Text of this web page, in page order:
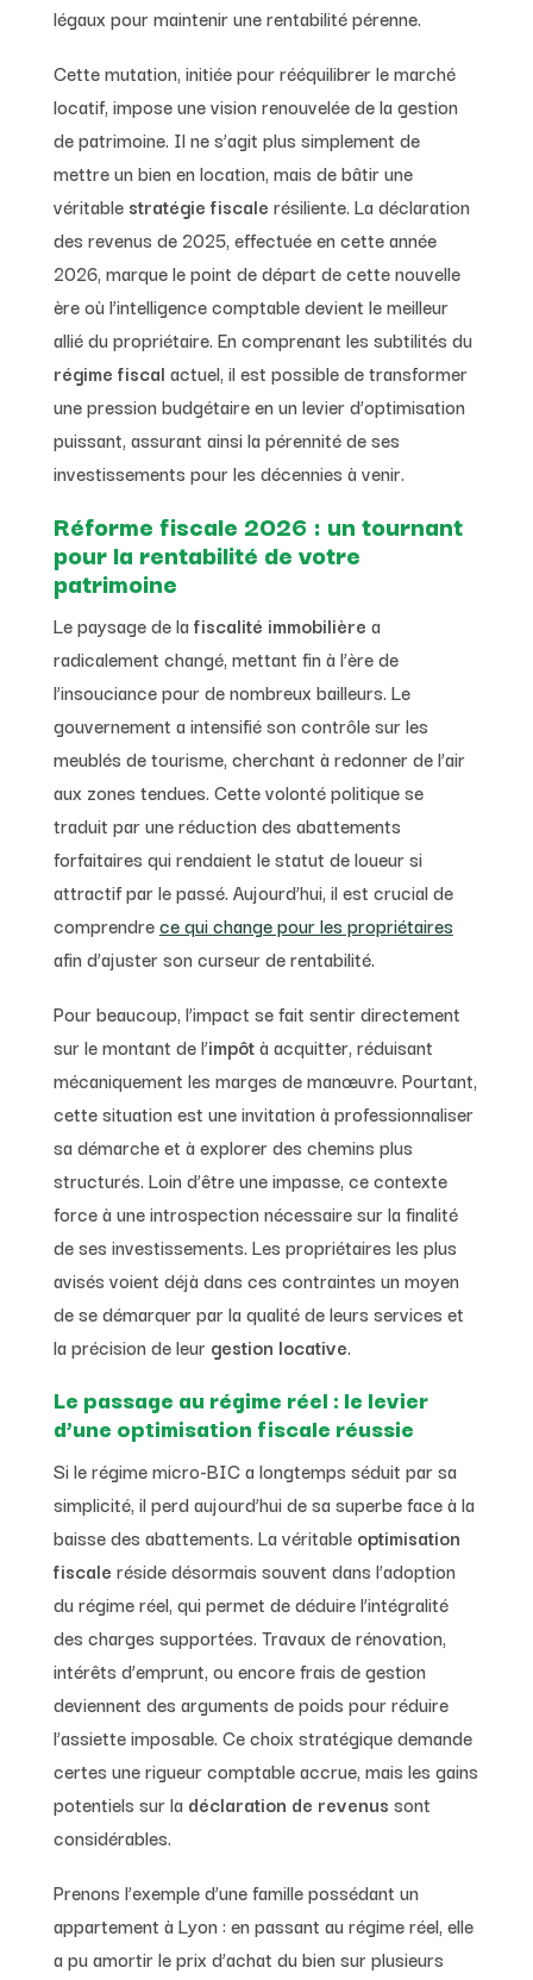
légaux pour maintenir une rentabilité pérenne.
Cette mutation, initiée pour rééquilibrer le marché
locatif, impose une vision renouvelée de la gestion
de patrimoine. Il ne s’agit plus simplement de
mettre un bien en location, mais de bâtir une
véritable stratégie fiscale résiliente. La déclaration
des revenus de 2025, effectuée en cette année
2026, marque le point de départ de cette nouvelle
ère où l’intelligence comptable devient le meilleur
allié du propriétaire. En comprenant les subtilités du
régime fiscal actuel, il est possible de transformer
une pression budgétaire en un levier d’optimisation
puissant, assurant ainsi la pérennité de ses
investissements pour les décennies à venir.
Réforme fiscale 2026 : un tournant
pour la rentabilité de votre
patrimoine
Le paysage de la fiscalité immobilière a
radicalement changé, mettant fin à l’ère de
l’insouciance pour de nombreux bailleurs. Le
gouvernement a intensifié son contrôle sur les
meublés de tourisme, cherchant à redonner de l’air
aux zones tendues. Cette volonté politique se
traduit par une réduction des abattements
forfaitaires qui rendaient le statut de loueur si
attractif par le passé. Aujourd’hui, il est crucial de
comprendrece qui change pour les propriétaires
afin d’ajuster son curseur de rentabilité.
Pour beaucoup, l’impact se fait sentir directement
sur le montant de l’impôtà acquitter, réduisant
mécaniquement les marges de manœuvre. Pourtant,
cette situation est une invitation à professionnaliser
sa démarche et à explorer des chemins plus
structurés. Loin d’être une impasse, ce contexte
force à une introspection nécessaire sur la finalité
de ses investissements. Les propriétaires les plus
avisés voient déjà dans ces contraintes un moyen
de se démarquer par la qualité de leurs services et
la précision de leur gestion locative.
Le passage au régime réel : le levier
d’une optimisation fiscale réussie
Si le régime micro-BIC a longtemps séduit par sa
simplicité, il perd aujourd’hui de sa superbe face à la
baisse des abattements. La véritable optimisation
fiscale réside désormais souvent dans l’adoption
du régime réel, qui permet de déduire l’intégralité
des charges supportées. Travaux de rénovation,
intérêts d’emprunt, ou encore frais de gestion
deviennent des arguments de poids pour réduire
l’assiette imposable. Ce choix stratégique demande
certes une rigueur comptable accrue, mais les gains
potentiels sur la déclaration de revenus sont
considérables.
Prenons l’exemple d’une famille possédant un
appartement à Lyon : en passant au régime réel, elle
a pu amortir le prix d’achat du bien sur plusieurs